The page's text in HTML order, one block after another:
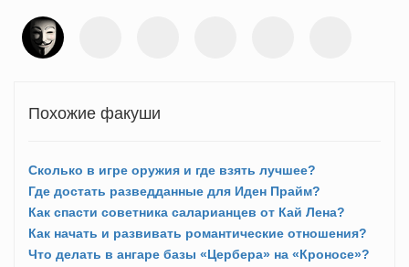
Похожие факуши
Сколько в игре оружия и где взять лучшее?
Где достать разведданные для Иден Прайм?
Как спасти советника саларианцев от Кай Лена?
Как начать и развивать романтические отношения?
Что делать в ангаре базы «Цербера» на «Кроносе»?